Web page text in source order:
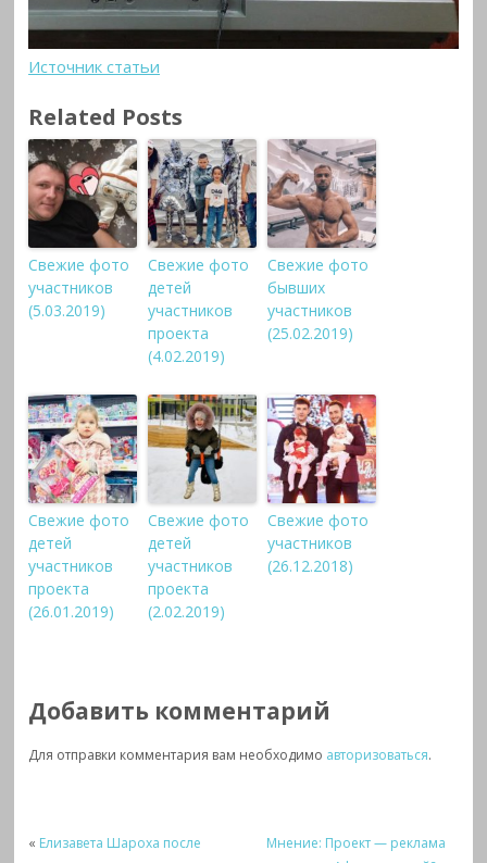
Источник статьи
Related Posts
Свежие фото
участников
(5.03.2019)
Свежие фото
детей
участников
проекта
(4.02.2019)
Свежие фото
бывших
участников
(25.02.2019)
Свежие фото
детей
участников
проекта
(26.01.2019)
Свежие фото
детей
участников
проекта
(2.02.2019)
Свежие фото
участников
(26.12.2018)
Добавить комментарий
Для отправки комментария вам необходимо авторизоваться.
« Елизавета Шароха после
Мнение: Проект — реклама